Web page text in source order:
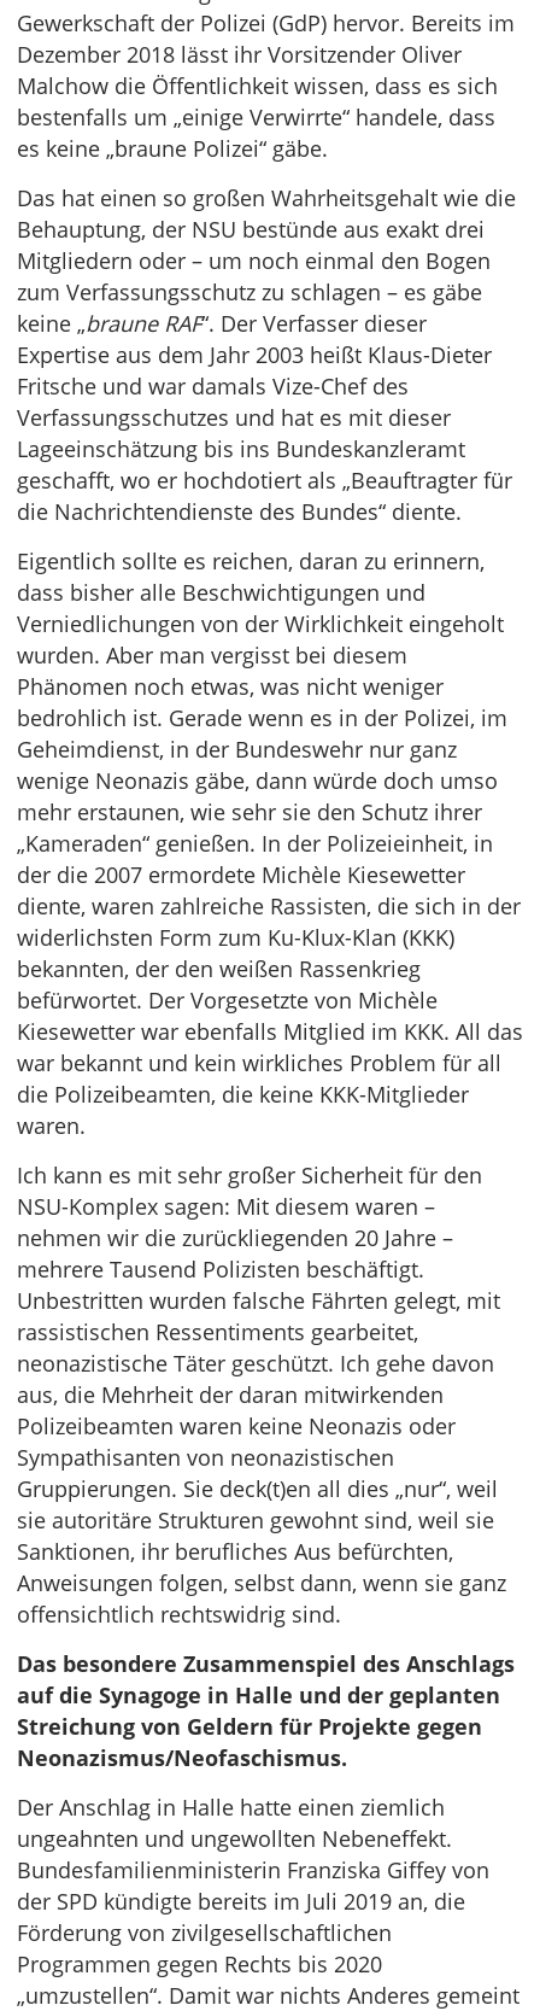
Gewerkschaft der Polizei (GdP) hervor. Bereits im
Dezember 2018 lässt ihr Vorsitzender Oliver
Malchow die Öffentlichkeit wissen, dass es sich
bestenfalls um „einige Verwirrte“ handele, dass
es keine „braune Polizei“ gäbe.
Das hat einen so großen Wahrheitsgehalt wie die
Behauptung, der NSU bestünde aus exakt drei
Mitgliedern oder – um noch einmal den Bogen
zum Verfassungsschutz zu schlagen – es gäbe
keine „braune RAF“. Der Verfasser dieser
Expertise aus dem Jahr 2003 heißt Klaus-Dieter
Fritsche und war damals Vize-Chef des
Verfassungsschutzes und hat es mit dieser
Lageeinschätzung bis ins Bundeskanzleramt
geschafft, wo er hochdotiert als „Beauftragter für
die Nachrichtendienste des Bundes“ diente.
Eigentlich sollte es reichen, daran zu erinnern,
dass bisher alle Beschwichtigungen und
Verniedlichungen von der Wirklichkeit eingeholt
wurden. Aber man vergisst bei diesem
Phänomen noch etwas, was nicht weniger
bedrohlich ist. Gerade wenn es in der Polizei, im
Geheimdienst, in der Bundeswehr nur ganz
wenige Neonazis gäbe, dann würde doch umso
mehr erstaunen, wie sehr sie den Schutz ihrer
„Kameraden“ genießen. In der Polizeieinheit, in
der die 2007 ermordete Michèle Kiesewetter
diente, waren zahlreiche Rassisten, die sich in der
widerlichsten Form zum Ku-Klux-Klan (KKK)
bekannten, der den weißen Rassenkrieg
befürwortet. Der Vorgesetzte von Michèle
Kiesewetter war ebenfalls Mitglied im KKK. All das
war bekannt und kein wirkliches Problem für all
die Polizeibeamten, die keine KKK-Mitglieder
waren.
Ich kann es mit sehr großer Sicherheit für den
NSU-Komplex sagen: Mit diesem waren –
nehmen wir die zurückliegenden 20 Jahre –
mehrere Tausend Polizisten beschäftigt.
Unbestritten wurden falsche Fährten gelegt, mit
rassistischen Ressentiments gearbeitet,
neonazistische Täter geschützt. Ich gehe davon
aus, die Mehrheit der daran mitwirkenden
Polizeibeamten waren keine Neonazis oder
Sympathisanten von neonazistischen
Gruppierungen. Sie deck(t)en all dies „nur“, weil
sie autoritäre Strukturen gewohnt sind, weil sie
Sanktionen, ihr berufliches Aus befürchten,
Anweisungen folgen, selbst dann, wenn sie ganz
offensichtlich rechtswidrig sind.
Das besondere Zusammenspiel des Anschlags
auf die Synagoge in Halle und der geplanten
Streichung von Geldern für Projekte gegen
Neonazismus/Neofaschismus.
Der Anschlag in Halle hatte einen ziemlich
ungeahnten und ungewollten Nebeneffekt.
Bundesfamilienministerin Franziska Giffey von
der SPD kündigte bereits im Juli 2019 an, die
Förderung von zivilgesellschaftlichen
Programmen gegen Rechts bis 2020
„umzustellen“. Damit war nichts Anderes gemeint